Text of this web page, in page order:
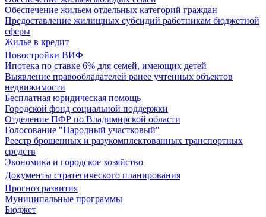
Обеспечение жильем отдельных категорий граждан
Предоставление жилищных субсидий работникам бюджетной
сферы
Жилье в кредит
Новостройки ВИФ
Ипотека по ставке 6% для семей, имеющих детей
Выявление правообладателей ранее учтенных объектов
недвижимости
Бесплатная юридическая помощь
Городской фонд социальной поддержки
Отделение ПФР по Владимирской области
Голосование "Народный участковый"
Реестр брошенных и разукомплектованных транспортных
средств
Экономика и городское хозяйство
Документы стратегического планирования
Прогноз развития
Муниципальные программы
Бюджет